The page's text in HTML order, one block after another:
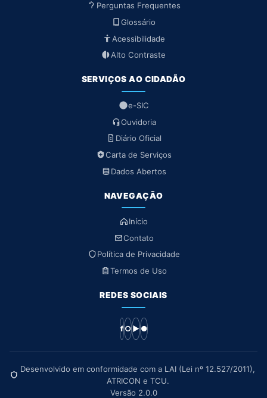
Perguntas Frequentes
Glossário
Acessibilidade
Alto Contraste
SERVIÇOS AO CIDADÃO
e-SIC
Ouvidoria
Diário Oficial
Carta de Serviços
Dados Abertos
NAVEGAÇÃO
Início
Contato
Política de Privacidade
Termos de Uso
REDES SOCIAIS
f ○ ▶ ●
Desenvolvido em conformidade com a LAI (Lei nº 12.527/2011),
ATRICON e TCU.
Versão 2.0.0